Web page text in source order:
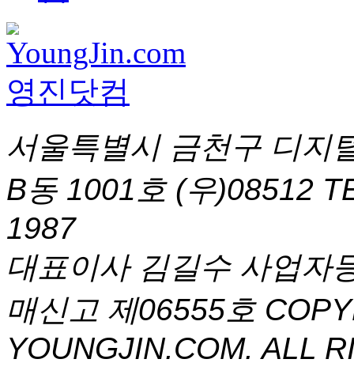
서울특별시 금천구 디지
B동 1001호 (우)08512
1987
대표이사 김길수 사업자
매신고 제06555호
YOUNGJIN.COM. ALL